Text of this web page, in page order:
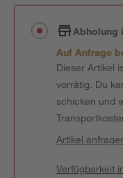
Abholung
Auf Anfrage
Dieser Artikel
vorrätig. Du
schicken und
Artikel
Verfügbarkeit